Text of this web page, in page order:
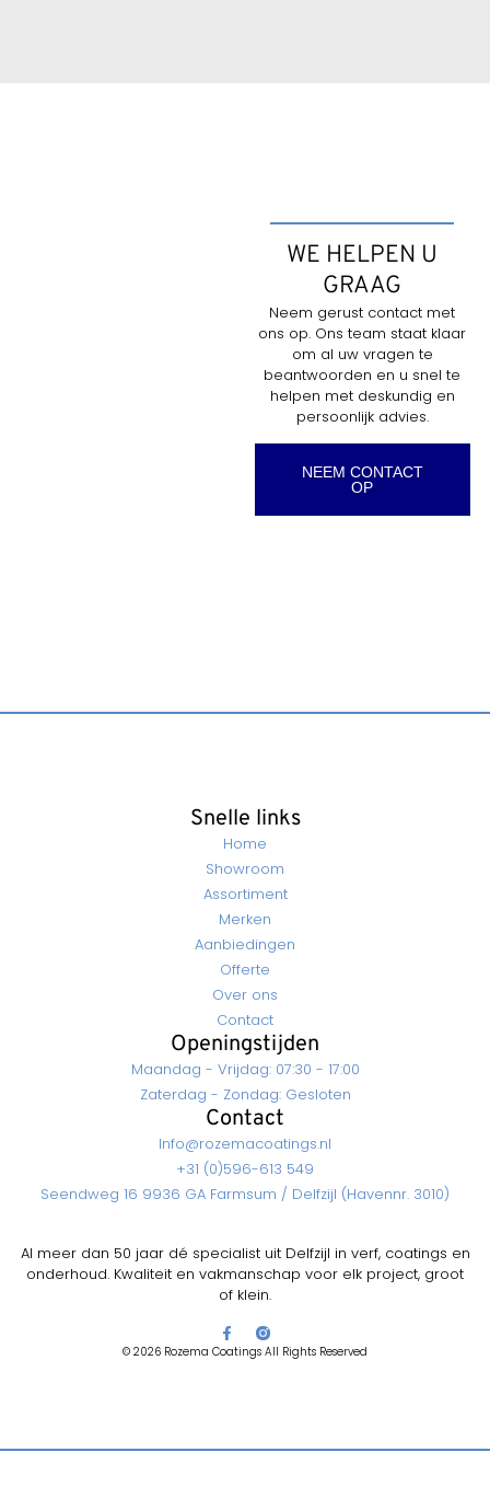
WE HELPEN U
GRAAG
Neem gerust contact met
ons op. Ons team staat klaar
om al uw vragen te
beantwoorden en u snel te
helpen met deskundig en
persoonlijk advies.
NEEM CONTACT
OP
Al meer dan 50 jaar dé specialist uit Delfzijl in verf, coatings en
onderhoud. Kwaliteit en vakmanschap voor elk project, groot
of klein.
© 2026 Rozema Coatings All Rights Reserved
Snelle links
Home
Showroom
Assortiment
Merken
Aanbiedingen
Offerte
Over ons
Contact
Openingstijden
Maandag - Vrijdag: 07:30 - 17:00
Zaterdag - Zondag: Gesloten
Contact
Info@rozemacoatings.nl
+31 (0)596-613 549
Seendweg 16 9936 GA Farmsum / Delfzijl (Havennr. 3010)